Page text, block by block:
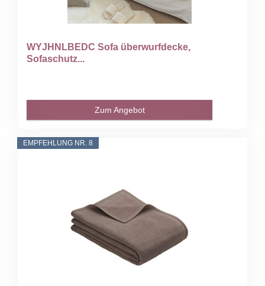
WYJHNLBEDC Sofa überwurfdecke,
Sofaschutz...
Zum Angebot
EMPFEHLUNG NR. 8